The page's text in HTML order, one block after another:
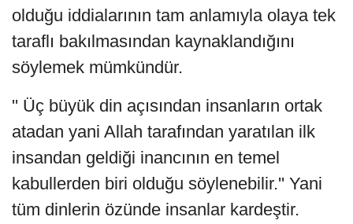
olduğu iddialarının tam anlamıyla olaya tek
taraflı bakılmasından kaynaklandığını
söylemek mümkündür.
'' Üç büyük din açısından insanların ortak
atadan yani Allah tarafından yaratılan ilk
insandan geldiği inancının en temel
kabullerden biri olduğu söylenebilir.'' Yani
tüm dinlerin özünde insanlar kardeştir.